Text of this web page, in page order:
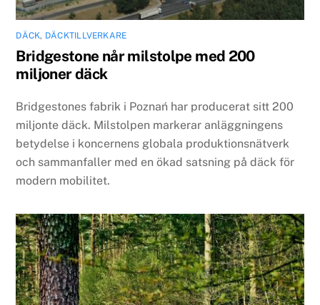
DÄCK, DÄCKTILLVERKARE
Bridgestone når milstolpe med 200
miljoner däck
Bridgestones fabrik i Poznań har producerat sitt 200
miljonte däck. Milstolpen markerar anläggningens
betydelse i koncernens globala produktionsnätverk
och sammanfaller med en ökad satsning på däck för
modern mobilitet.